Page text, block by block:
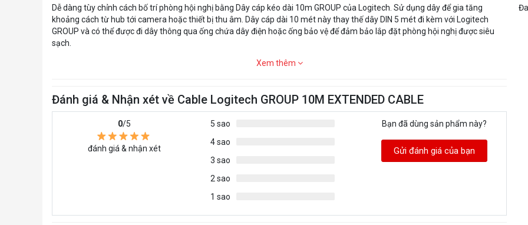
Dễ dàng tùy chỉnh cách bố trí phòng hội nghị bằng Dây cáp kéo dài 10m GROUP của Logitech. Sử dụng dây để gia tăng
khoảng cách từ hub tới camera hoặc thiết bị thu âm. Dây cáp dài 10 mét này thay thế dây DIN 5 mét đi kèm với Logitech
GROUP và có thể được đi dây thông qua ống chứa dây điện hoặc ống bảo vệ để đảm bảo lắp đặt phòng hội nghị được siêu
sạch.
Xem thêm
Đánh giá & Nhận xét về Cable Logitech GROUP 10M EXTENDED CABLE
0/5
đánh giá & nhận xét
5 sao
4 sao
3 sao
2 sao
1 sao
Bạn đã dùng sản phẩm này?
Gửi đánh giá của bạn